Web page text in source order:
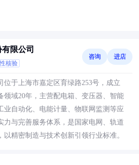
限公司
核验
咨询 进店
位于上海市嘉定区育绿路253号，成立
领域20年，主营配电箱、变压器、智能
业自动化、电能计量、物联网监测等应
力与完善服务体系，是国家电网、轨道
精密制造与技术创新引领行业标准。